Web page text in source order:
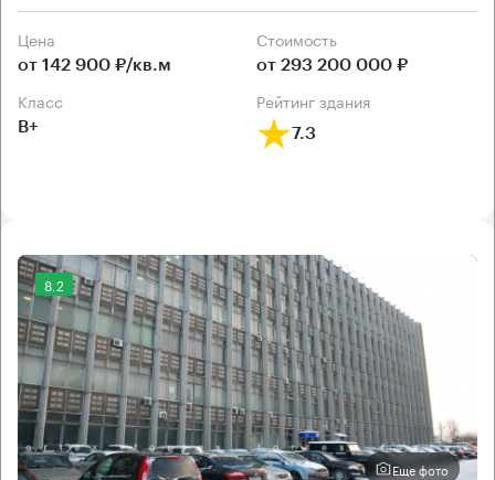
Цена
от 142 900 ₽/кв.м
Cтоимость
от 293 200 000 ₽
класс
B+
рейтинг здания
7.3
8.2
Еще фото